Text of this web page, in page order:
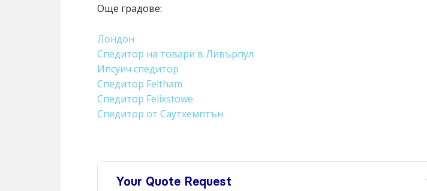
Още градове:
Лондон
Спедитор на товари в Ливърпул
Ипсуич спедитор
Спедитор Feltham
Спедитор Felixstowe
Спедитор от Саутхемптън